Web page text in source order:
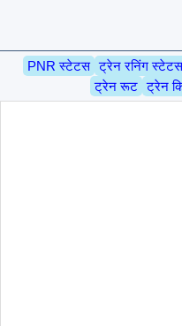
PNR स्टेटस ट्रेन रनिंग स्टेटस
ट्रेन रूट ट्रेन